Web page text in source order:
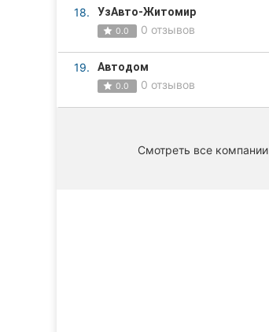
18. УзАвто-Житомир
0.0 0 отзывов
19. Автодом
0.0 0 отзывов
Смотреть все компании